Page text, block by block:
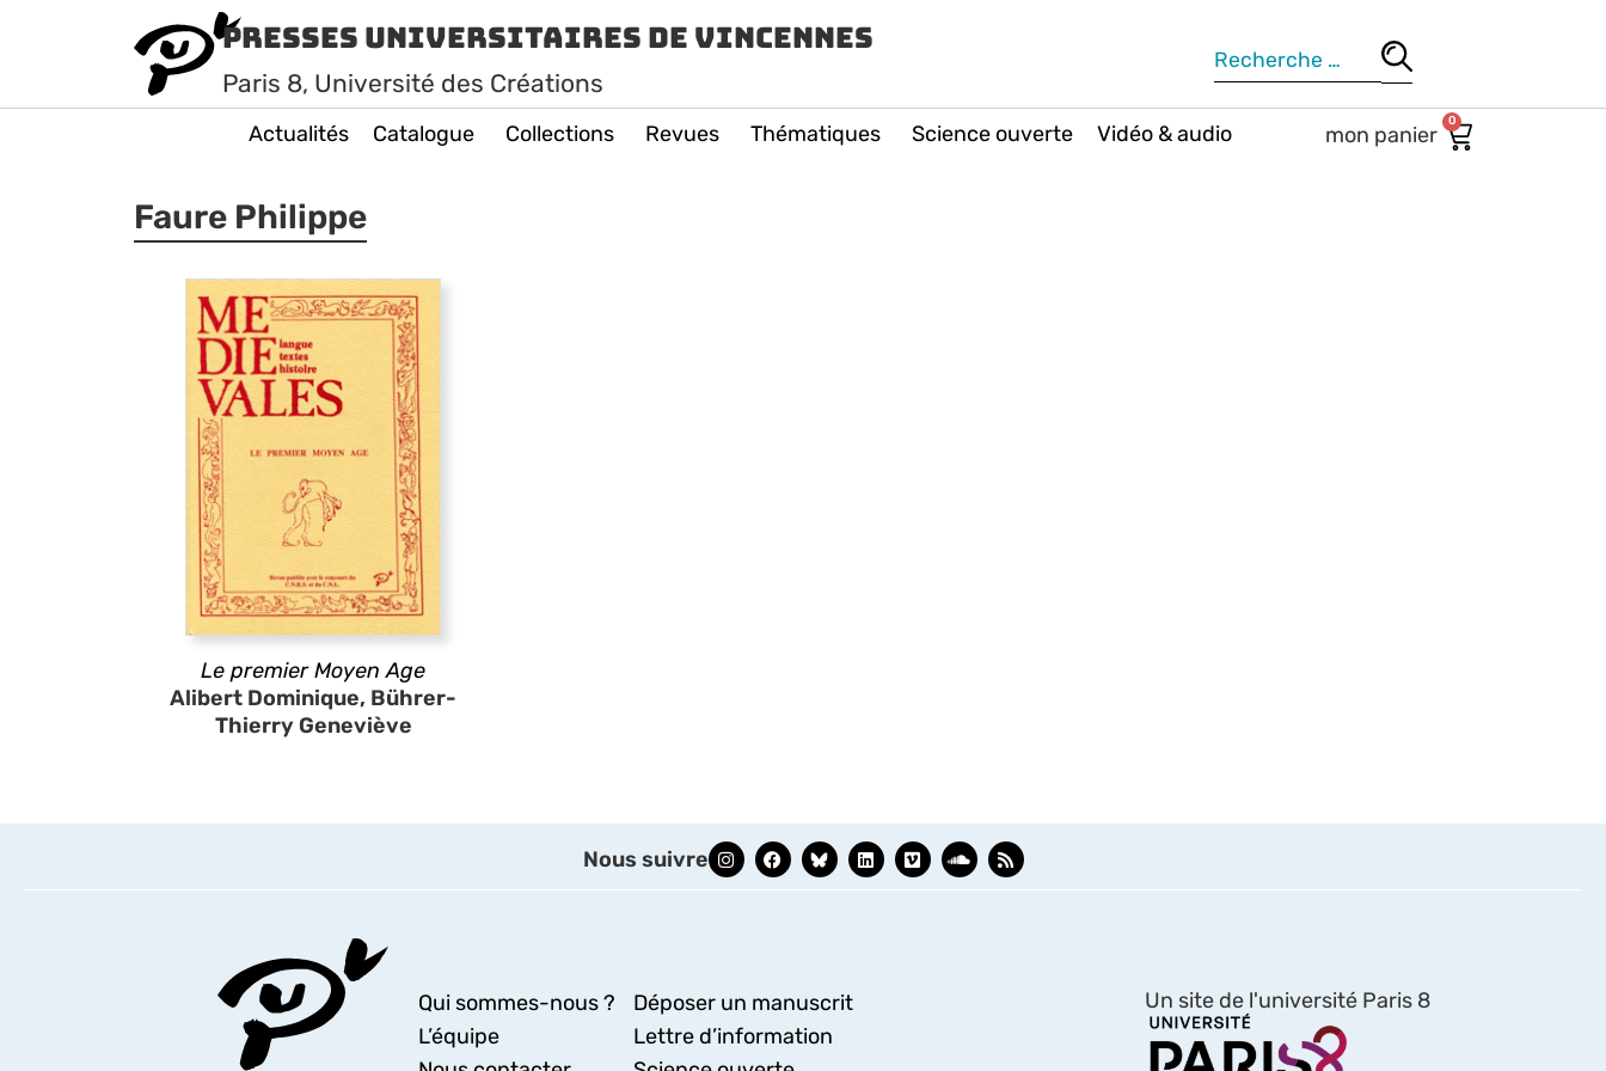
Presses Universitaires de Vincennes
Paris 8, Université des Créations
Actualités Catalogue Collections Revues Thématiques Science ouverte Vidéo & audio 0
Faure Philippe
Le premier Moyen Age
Alibert Dominique, Bührer-
Thierry Geneviève
Nous suivre
Qui sommes-nous ?
L’équipe
Déposer un manuscrit
Lettre d’information
Un site de l'université Paris 8